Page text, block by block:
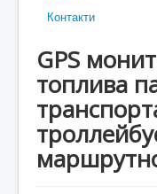
Контакти
GPS
топлива